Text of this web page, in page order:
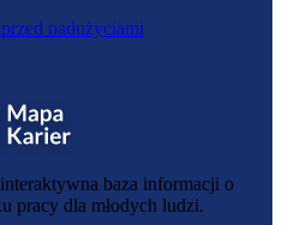
i hydrologii
baza informacji o
pracy dla młodych ludzi.
nadużyciami